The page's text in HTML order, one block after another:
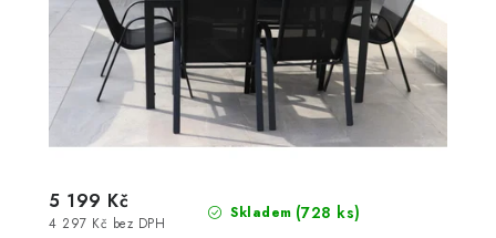
Skladem (728 ks)
4 297 Kč bez DPH
5 199 Kč